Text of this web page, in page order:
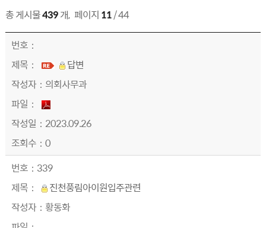
총 게시물439개, 페이지 11/ 44
의회에바란다 목록 번호,제목,작성자,파일,작성일,조회수, 정보 제공
답변
의회사무과
2023.09.26
0
339
진천풍림아이원입주관련
황동화